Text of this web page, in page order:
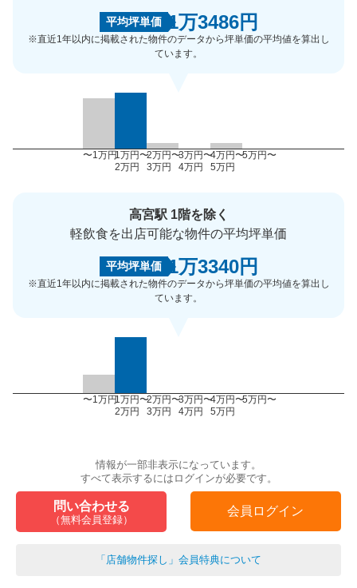
平均坪単価 1万3486円
※直近1年以内に掲載された物件のデータから坪単価の平均値を算出し
ています。
〜1万円1万円〜
2万円
2万円〜
3万円
3万円〜
4万円
4万円〜
5万円
5万円〜
高宮駅 1階を除く
軽飲食を出店可能な物件の平均坪単価
平均坪単価 1万3340円
※直近1年以内に掲載された物件のデータから坪単価の平均値を算出し
ています。
〜1万円1万円〜
2万円
2万円〜
3万円
3万円〜
4万円
4万円〜
5万円
5万円〜
情報が一部非表示になっています。
すべて表示するにはログインが必要です。
問い合わせる
（無料会員登録）
会員ログイン
「店舗物件探し」会員特典について